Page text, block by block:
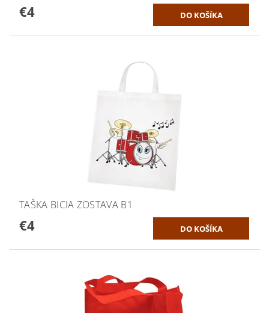
€4
TAŠKA BICIA ZOSTAVA B1
€4